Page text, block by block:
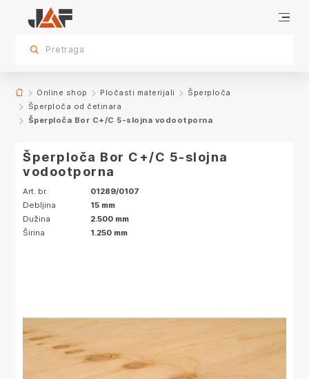
sr.skip-to.main-content
sr.skip-to.table-of-contents
sr.skip-to.main-navigation
Specifikacije
Pretraga
Online shop Pločasti materijali
Šperploča
Šperploča od četinara
Šperploča Bor C+/C 5-slojna vodootporna
Šperploča Bor C+/C 5-slojna
vodootporna
Art. br.
01289/0107
Debljina
15 mm
Dužina
2.500 mm
Širina
1.250 mm